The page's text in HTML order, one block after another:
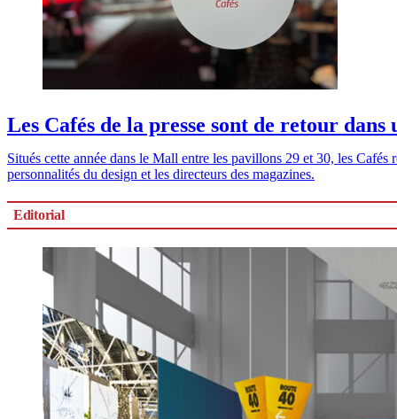
Les Cafés de la presse sont de retour dans
Situés cette année dans le Mall entre les pavillons 29 et 30, les
personnalités du design et les directeurs des magazines.
Editorial